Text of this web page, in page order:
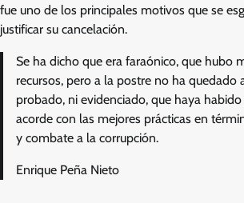
fue uno de los principales motivos que se
justificar su cancelación.
Se ha dicho que era faraónico, que hubo
recursos, pero a la postre no ha quedado
probado, ni evidenciado, que haya
acorde con las mejores prácticas en
y combate a la corrupción.
Enrique Peña Nieto